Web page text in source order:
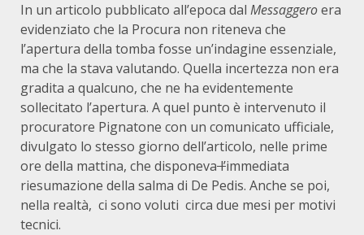
In un articolo pubblicato all’epoca dal Messaggeroera
evidenziato che la Procura non riteneva che
l’apertura della tomba fosse un’indagine essenziale,
ma che la stava valutando. Quella incertezza non era
gradita a qualcuno, che ne ha evidentemente
sollecitato l’apertura. A quel punto è intervenuto il
procuratore Pignatone con un comunicato ufficiale,
divulgato lo stesso giorno dell’articolo, nelle prime
ore della mattina, che disponeval’immediata
riesumazione della salma di De Pedis. Anche se poi,
nella realtà, ci sono voluti circa due mesi per motivi
tecnici.